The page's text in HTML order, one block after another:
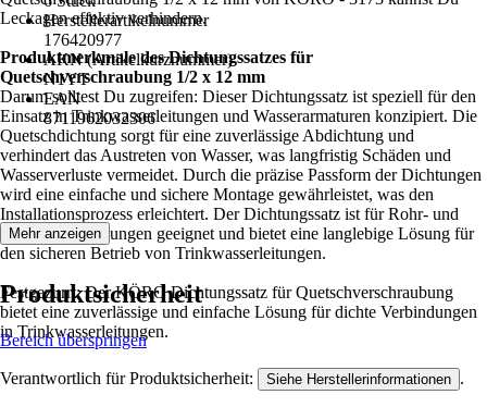
Herstellerartikelnummer
176420977
AKN (Artikelkurznummer)
N1YT
EAN
8711962032306
Leckagen effektiv verhindern.
Produktmerkmale des Dichtungssatzes für
Quetschverschraubung 1/2 x 12 mm
Darum solltest Du zugreifen: Dieser Dichtungssatz ist speziell für den
Einsatz in Trinkwasserleitungen und Wasserarmaturen konzipiert. Die
Quetschdichtung sorgt für eine zuverlässige Abdichtung und
verhindert das Austreten von Wasser, was langfristig Schäden und
Wasserverluste vermeidet. Durch die präzise Passform der Dichtungen
wird eine einfache und sichere Montage gewährleistet, was den
Installationsprozess erleichtert. Der Dichtungssatz ist für Rohr- und
Armaturverbindungen geeignet und bietet eine langlebige Lösung für
den sicheren Betrieb von Trinkwasserleitungen.
Festgezurrt: Der KÖRO Dichtungssatz für Quetschverschraubung
bietet eine zuverlässige und einfache Lösung für dichte Verbindungen
in Trinkwasserleitungen.
Mehr anzeigen
Produktsicherheit
Bereich überspringen
Verantwortlich für Produktsicherheit: Siehe Herstellerinformationen .